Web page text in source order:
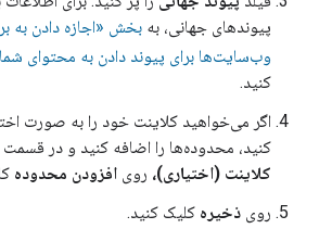
پیوندهای جهانی، به بخش «اجازه دادن به
وب‌سایت‌ها برای پیوند دادن به محتوای
کنید.
اگر می‌خواهید کلاینت خود را به صورت
کنید، محدوده‌ها را اضافه کنید و در قسمت
کلاینت (اختیاری)، روی افزودن محدوده
روی ذخیره کلیک کنید.